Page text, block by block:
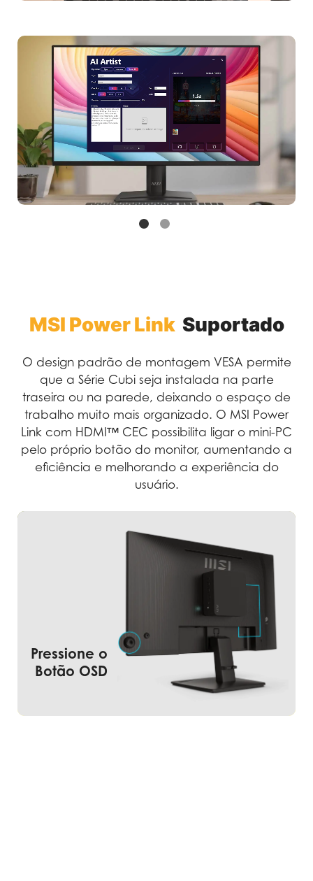
MSI Power Link Suportado
O design padrão de montagem VESA permite
que a Série Cubi seja instalada na parte
traseira ou na parede, deixando o espaço de
trabalho muito mais organizado. O MSI Power
Link com HDMI™ CEC possibilita ligar o mini-PC
pelo próprio botão do monitor, aumentando a
eficiência e melhorando a experiência do
usuário.
Pressione o
Botão OSD
Ligue o Monitor e o Mini-PC ao
mesmo tempo.
Eficiente, Intuitivo e Prático!